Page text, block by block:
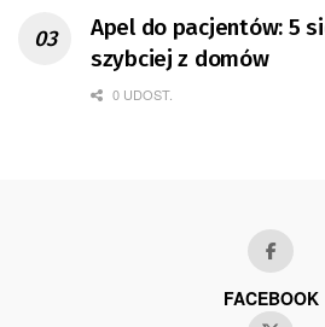
Apel do pacjentów: 5
szybciej z domów
0 UDOST.
FACEBOOK